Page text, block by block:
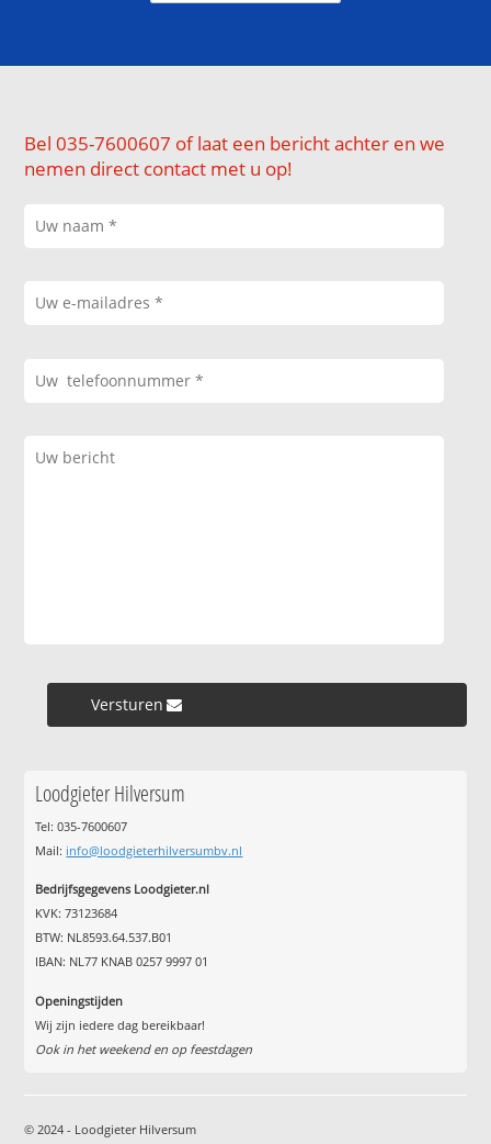
Bel 035-7600607 of laat een bericht achter en we
nemen direct contact met u op!
Versturen »
Loodgieter Hilversum
Tel: 035-7600607
Mail: info@loodgieterhilversumbv.nl
Bedrijfsgegevens Loodgieter.nl
KVK: 73123684
BTW: NL8593.64.537.B01
IBAN: NL77 KNAB 0257 9997 01
Openingstijden
Wij zijn iedere dag bereikbaar!
Ook in het weekend en op feestdagen
© 2024 - Loodgieter Hilversum